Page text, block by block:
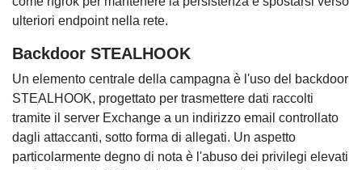
ulteriori endpoint nella rete.
Backdoor STEALHOOK
Un elemento centrale della campagna è l'uso del backdoor
STEALHOOK, progettato per trasmettere dati raccolti
tramite il server Exchange a un indirizzo email controllato
dagli attaccanti, sotto forma di allegati. Un aspetto
particolarmente degno di nota è l'abuso dei privilegi elevati